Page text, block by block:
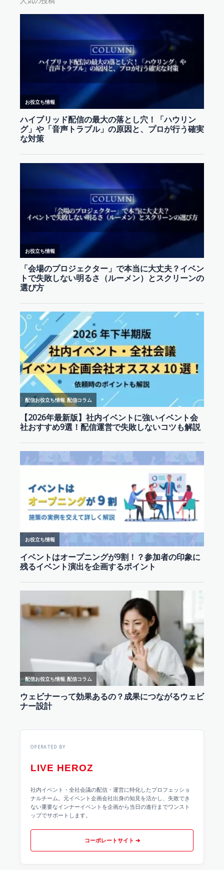
OPERATED BY
LIVE HEROZ
社内イベント・全社会議の配信・運営に特化したプロフェッショ
ナルチーム。元イベント企画会社出身の知見を活かし、失敗でき
ない重要なインナーイベントを企画から当日の進行までワンスト
ップでサポートします。
コーポレートサイト ➔